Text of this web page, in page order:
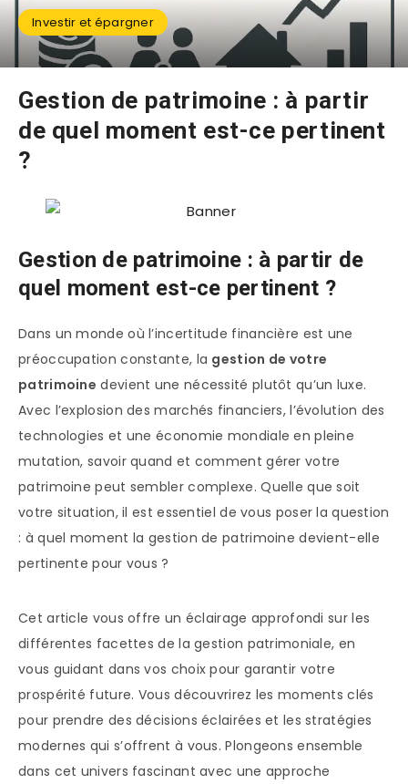
Investir et épargner
Gestion de patrimoine : à partir
de quel moment est-ce pertinent
?
Gestion de patrimoine : à partir de
quel moment est-ce pertinent ?
Dans un monde où l’incertitude financière est une
préoccupation constante, la gestion de votre
patrimoine devient une nécessité plutôt qu’un luxe.
Avec l’explosion des marchés financiers, l’évolution des
technologies et une économie mondiale en pleine
mutation, savoir quand et comment gérer votre
patrimoine peut sembler complexe. Quelle que soit
votre situation, il est essentiel de vous poser la question
: à quel moment la gestion de patrimoine devient-elle
pertinente pour vous ?
Cet article vous offre un éclairage approfondi sur les
différentes facettes de la gestion patrimoniale, en
vous guidant dans vos choix pour garantir votre
prospérité future. Vous découvrirez les moments clés
pour prendre des décisions éclairées et les stratégies
modernes qui s’offrent à vous. Plongeons ensemble
dans cet univers fascinant avec une approche